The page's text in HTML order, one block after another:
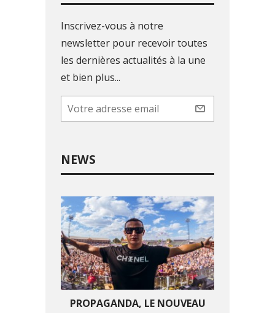
Inscrivez-vous à notre
newsletter pour recevoir toutes
les dernières actualités à la une
et bien plus...
NEWS
PROPAGANDA, LE NOUVEAU